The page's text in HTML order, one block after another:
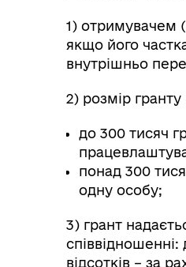
1) отримувачем
якщо його
внутрішньо
2) розмір
до 300 тисяч
понад 300
одну особу;
3) грант
співвідношенні:
відсотків – за